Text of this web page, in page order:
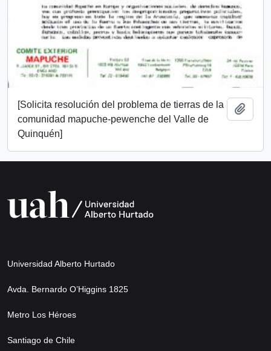
[Solicita resolución del problema de tierras de la
comunidad mapuche-pewenche del Valle de
Quinquén]
Universidad Alberto Hurtado
Avda. Bernardo O’Higgins 1825
Metro Los Héroes
Santiago de Chile